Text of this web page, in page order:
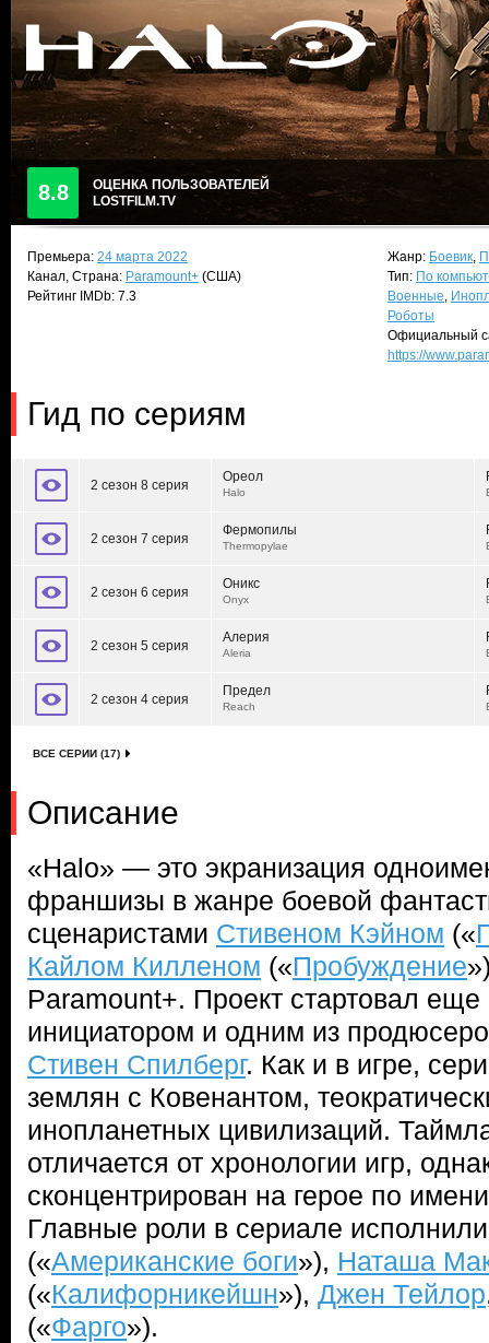
8.8
ОЦЕНКА ПОЛЬЗОВАТЕЛЕЙ
LOSTFILM.TV
Премьера: 24 марта 2022
Канал, Страна: Paramount+ (США)
Рейтинг IMDb: 7.3
Жанр: Боевик,
Тип: По
Военные,
Роботы
Официальный
https://
Гид по сериям
2 сезон 8 серия
Ореол
Halo
2 сезон 7 серия
Фермопилы
Thermopylae
2 сезон 6 серия
Оникс
Onyx
2 сезон 5 серия
Алерия
Aleria
2 сезон 4 серия
Предел
Reach
ВСЕ СЕРИИ (17)
Описание
«Halo» — это экранизация
франшизы в жанре боевой
сценаристами Стивеном Кэйном («
Кайлом Килленом («Пробуждение
Paramount+. Проект стартовал еще
инициатором и одним из
Стивен Спилберг. Как и в игре,
землян с Ковенантом,
инопланетных цивилизаций.
отличается от хронологии игр,
сконцентрирован на герое по
Главные роли в сериале
(«Американские боги»), Наташа
(«Калифорникейшн»), Джен Тейлор
(«Фарго»).